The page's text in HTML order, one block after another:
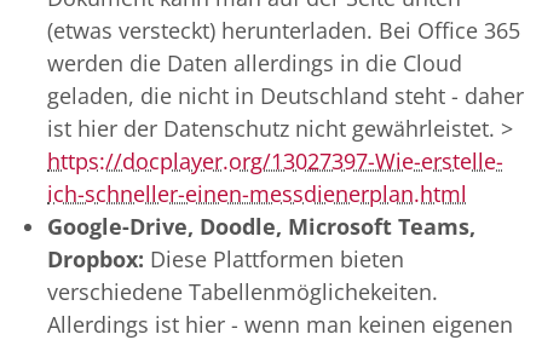
(etwas versteckt) herunterladen. Bei Office 365
werden die Daten allerdings in die Cloud
geladen, die nicht in Deutschland steht - daher
ist hier der Datenschutz nicht gewährleistet. >
https://docplayer.org/13027397-Wie-erstelle-
ich-schneller-einen-messdienerplan.html
Google-Drive, Doodle, Microsoft Teams,
Dropbox: Diese Plattformen bieten
verschiedene Tabellenmöglichekeiten.
Allerdings ist hier - wenn man keinen eigenen